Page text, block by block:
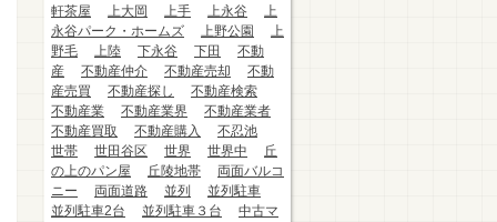
軒茶屋
上大岡 上手 上永谷
上
永谷パーク・ホームズ
上野公園
上
野毛
上陸 下永谷 下田
不動
産
不動産仲介 不動産売却
不動
産売買
不動産探し
不動産検索
不動産業
不動産業界
不動産業者
不動産買取
不動産購入
不忍池
世帯
世田谷区 世界 世界中
丘
の上のパン屋
丘陵地帯
両面バルコ
ニー
両面道路 並列
並列駐車
並列駐車2台
並列駐車３台
中古マ